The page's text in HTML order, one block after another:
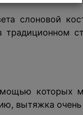
слоновой
которых
вытяжка очень